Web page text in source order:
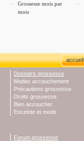
Grossesse mois par
mois
accueil
Dossiers grossesse
Modes accouchement
Précautions grossesse
Droits grossesse
Bien accoucher
Enceinte et mode
Forum grossesse